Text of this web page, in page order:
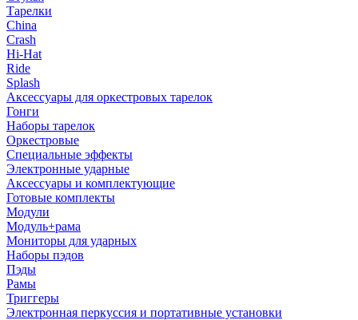
Тарелки
China
Crash
Hi-Hat
Ride
Splash
Аксессуары для оркестровых тарелок
Гонги
Наборы тарелок
Оркестровые
Специальные эффекты
Электронные ударные
Аксессуары и комплектующие
Готовые комплекты
Модули
Модуль+рама
Мониторы для ударных
Наборы пэдов
Пэды
Рамы
Триггеры
Электронная перкуссия и портативные установки